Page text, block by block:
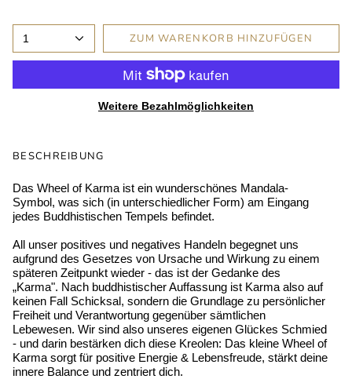
1 ZUM WARENKORB HINZUFÜGEN
Weitere Bezahlmöglichkeiten
BESCHREIBUNG
Das Wheel of Karma ist ein wunderschönes Mandala-
Symbol, was sich (in unterschiedlicher Form) am Eingang
jedes Buddhistischen Tempels befindet.
All unser positives und negatives Handeln begegnet uns
aufgrund des Gesetzes von Ursache und Wirkung zu einem
späteren Zeitpunkt wieder - das ist der Gedanke des
„Karma". Nach buddhistischer Auffassung ist Karma also auf
keinen Fall Schicksal, sondern die Grundlage zu persönlicher
Freiheit und Verantwortung gegenüber sämtlichen
Lebewesen. Wir sind also unseres eigenen Glückes Schmied
- und darin bestärken dich diese Kreolen: Das kleine Wheel of
Karma sorgt für positive Energie & Lebensfreude, stärkt deine
innere Balance und zentriert dich.